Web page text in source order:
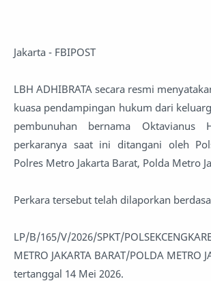
Jakarta - FBIPOST
LBH ADHIBRATA secara resmi
kuasa pendampingan hukum dari
pembunuhan bernama Oktavianus
perkaranya saat ini ditangani oleh
Polres Metro Jakarta Barat, Polda Metro
Perkara tersebut telah dilaporkan
LP/B/165/V/2026/SPKT/
METRO JAKARTA BARAT/POLDA METRO
tertanggal 14 Mei 2026.